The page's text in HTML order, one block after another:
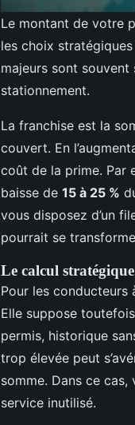
Le montant de votre
les choix
majeurs sont
stationnement.
La franchise est la
couvert. En
coût de la prime. Par
baisse de 15 à 25 %
vous disposez d’un
pourrait se
Le calcul
Pour les conducteurs
Elle suppose
permis, historique
trop élevée peut
somme. Dans ce cas,
service inutilisé.